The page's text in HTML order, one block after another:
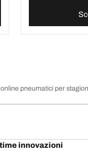
pneumatici per
innovazioni